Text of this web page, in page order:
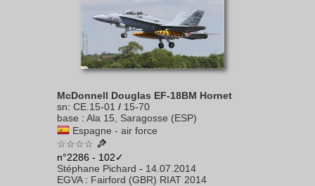
McDonnell Douglas EF-18BM Hornet
sn: CE.15-01 / 15-70
base : Ala 15, Saragosse (ESP)
Espagne - air force
☆☆☆☆
n°2286 - 102✓
Stéphane Pichard - 14.07.2014
EGVA: Fairford (GBR) RIAT 2014